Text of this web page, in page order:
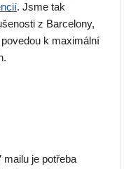
. Jsme tak
z Barcelony,
k maximální
mailu je potřeba